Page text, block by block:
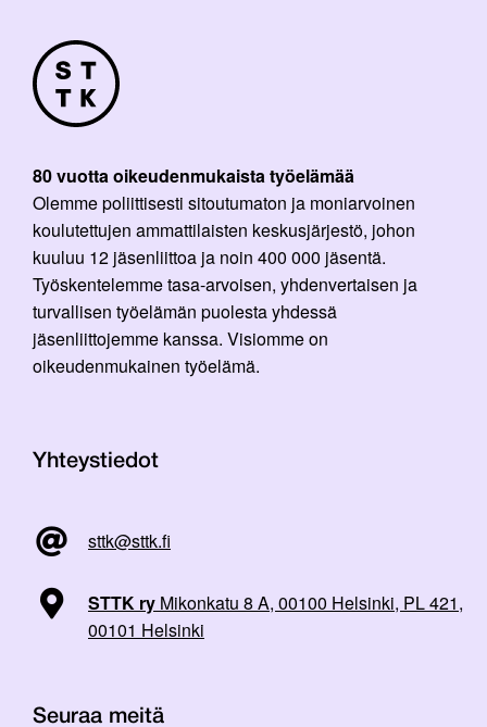
80 vuotta oikeudenmukaista työelämää
Olemme poliittisesti sitoutumaton ja moniarvoinen
koulutettujen ammattilaisten keskusjärjestö, johon
kuuluu 12 jäsenliittoa ja noin 400 000 jäsentä.
Työskentelemme tasa-arvoisen, yhdenvertaisen ja
turvallisen työelämän puolesta yhdessä
jäsenliittojemme kanssa. Visiomme on
oikeudenmukainen työelämä.
Yhteystiedot
sttk@sttk.fi
STTK ry Mikonkatu 8 A, 00100 Helsinki, PL 421,
00101 Helsinki
Seuraa meitä